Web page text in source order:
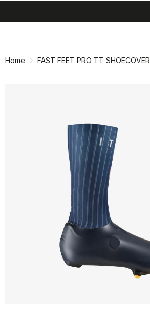
Home FAST FEET PRO TT SHOECOVER